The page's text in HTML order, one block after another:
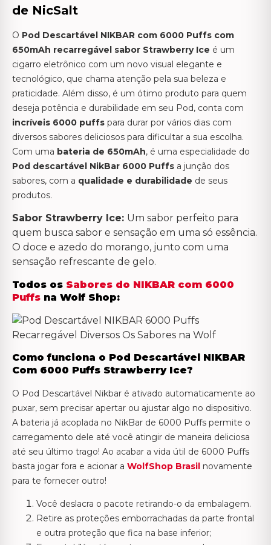
de NicSalt
O Pod Descartável NIKBAR com 6000 Puffs com
650mAh recarregável sabor Strawberry Ice é um
cigarro eletrônico com um novo visual elegante e
tecnológico, que chama atenção pela sua beleza e
praticidade. Além disso, é um ótimo produto para quem
deseja potência e durabilidade em seu Pod, conta com
incríveis 6000 puffs para durar por vários dias com
diversos sabores deliciosos para dificultar a sua escolha.
Com uma bateria de 650mAh, é uma especialidade do
Pod descartável NikBar 6000 Puffs a junção dos
sabores, com a qualidade e durabilidade de seus
produtos.
Sabor Strawberry Ice: Um sabor perfeito para
quem busca sabor e sensação em uma só essência.
O doce e azedo do morango, junto com uma
sensação refrescante de gelo.
Todos os Sabores do NIKBAR com 6000
Puffs na Wolf Shop:
Como funciona o Pod Descartável NIKBAR
Com 6000 Puffs Strawberry Ice?
O Pod Descartável Nikbar é ativado automaticamente ao
puxar, sem precisar apertar ou ajustar algo no dispositivo.
A bateria já acoplada no NikBar de 6000 Puffs permite o
carregamento dele até você atingir de maneira deliciosa
até seu último trago! Ao acabar a vida útil de 6000 Puffs
basta jogar fora e acionar a WolfShop Brasil novamente
para te fornecer outro!
Você deslacra o pacote retirando-o da embalagem.
Retire as proteções emborrachadas da parte frontal
e outra proteção que fica na base inferior;